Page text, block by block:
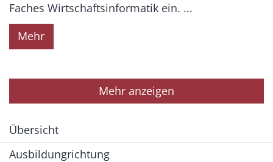
Faches Wirtschaftsinformatik ein. ...
Mehr
Mehr anzeigen
Übersicht
Ausbildungrichtung